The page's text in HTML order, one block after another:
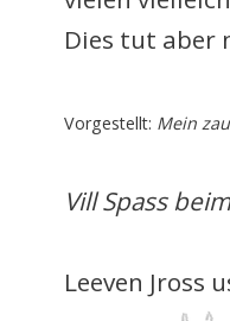
Dies tut aber
Vorgestellt: Mein
Vill Spass
Leeven Jross